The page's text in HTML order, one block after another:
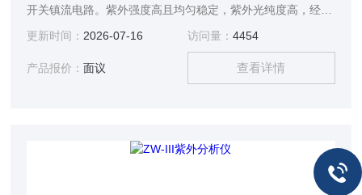
开关镇流电路。紫外强度高且均匀稳定，紫外光纯度高，经久
耐用。广泛应用于生物、化工、医学、包装印刷、轻工、*检
更新时间： 2026-07-16 访问量： 4454
产品报价：面议 查看详情